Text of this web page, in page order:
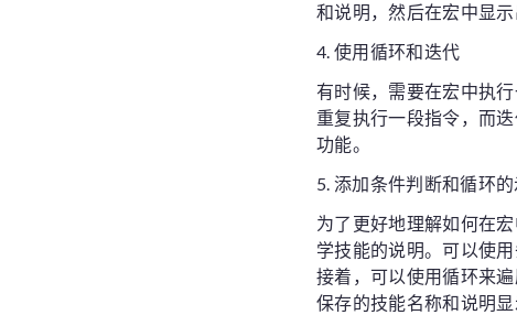
和说明，然后在宏中显示
4. 使用循环和迭代
有时候，需要在宏中执
重复执行一段指令，而
功能。
5. 添加条件判断和循环的
为了更好地理解如何在
学技能的说明。可以使
接着，可以使用循环来
保存的技能名称和说明显